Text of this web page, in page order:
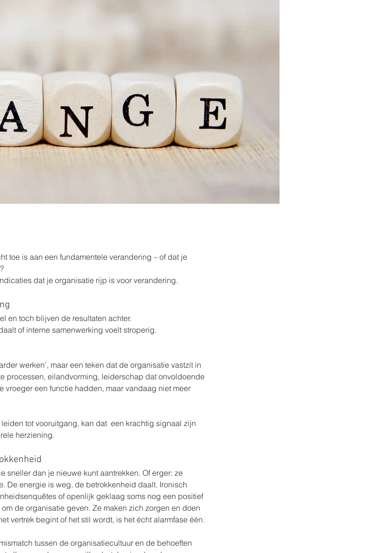
toe is aan een fundamentele verandering – of dat je
dat je organisatie rijp is voor verandering.
en toch blijven de resultaten achter.
of interne samenwerking voelt stroperig.
werken’, maar een teken dat de organisatie vastzit in
processen, eilandvorming, leiderschap dat onvoldoende
vroeger een functie hadden, maar vandaag niet meer
tot vooruitgang, kan dat  een krachtig signaal zijn
herziening.
sneller dan je nieuwe kunt aantrekken. Of erger: ze
De energie is weg, de betrokkenheid daalt. Ironisch
of openlijk geklaag soms nog een positief
de organisatie geven. Ze maken zich zorgen en doen
vertrek begint of het stil wordt, is het écht alarmfase één.
tussen de organisatiecultuur en de behoeften